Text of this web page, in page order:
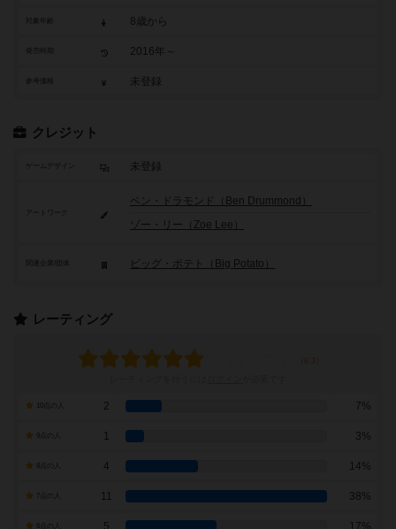
8歳から
2016年～
参考価格 未登録
クレジット
ゲームデザイン 未登録
アートワーク
ベン・ドラモンド（Ben Drummond）
ゾー・リー（Zoe Lee）
ビッグ・ポテト（Big Potato）
レーティング
2 7%
1 3%
4 14%
7点の人 11 38%